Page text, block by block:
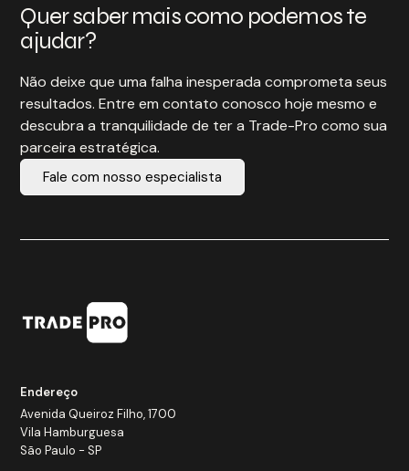
Quer saber mais como podemos te
ajudar?
Não deixe que uma falha inesperada comprometa seus
resultados. Entre em contato conosco hoje mesmo e
descubra a tranquilidade de ter a Trade-Pro como sua
parceira estratégica.
Fale com nosso especialista
Endereço
Avenida Queiroz Filho, 1700
Vila Hamburguesa
São Paulo - SP